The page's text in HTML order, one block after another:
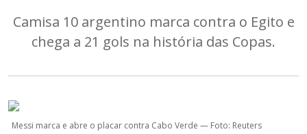
Camisa 10 argentino marca contra o Egito e
chega a 21 gols na história das Copas.
Messi marca e abre o placar contra Cabo Verde — Foto: Reuters